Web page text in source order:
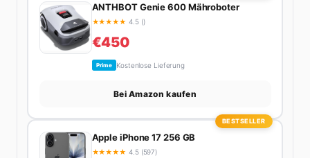
ANTHBOT Genie 600 Mähroboter
★★★★★ 4.5 ()
€450
Prime Kostenlose Lieferung
Bei Amazon kaufen
BESTSELLER
Apple iPhone 17 256 GB
★★★★★ 4.5 (597)